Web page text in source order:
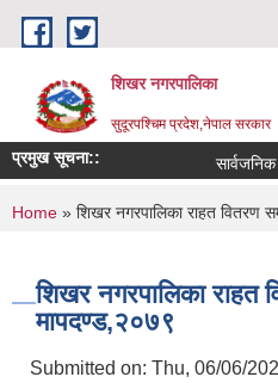
Skip to main content
शिखर नगरपालिका
सुदूरपश्चिम प्रदेश,नेपाल सरकार
प्रमुख सूचना:: सार्वजनिक
You are here
Home » शिखर नगरपालिका राहत वितरण
शिखर नगरपालिका राहत
मापदण्ड,२०७९
Submitted on: Thu, 06/06/